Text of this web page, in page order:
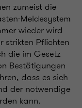
zumeist die
Meldesystem
wieder wird
strikten Pflichten
die im Gesetz
Bestätigungen
dass es sich
der notwendige
kann.